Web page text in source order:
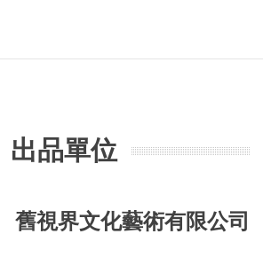
出品單位
舊視界文化藝術有限公司